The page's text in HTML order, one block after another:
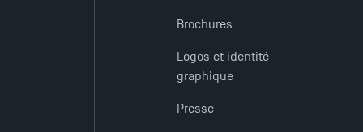
Brochures
Logos et identité
graphique
Presse